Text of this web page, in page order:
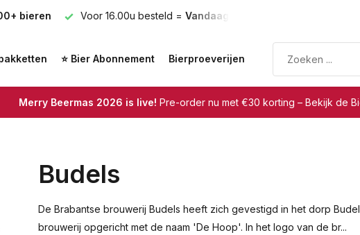
bieren Voor 16.00u besteld = Vandaag verzonden
⭐ Bier Abonnement Bierproeverijen
Merry Beermas 2026 is live! Pre-order nu met €30 korting – Bekijk de
Budels
De Brabantse brouwerij Budels heeft zich gevestigd in het dorp
brouwerij opgericht met de naam 'De Hoop'. In het logo van de br...